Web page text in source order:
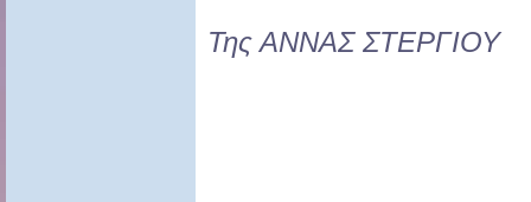
Της ΑΝΝΑΣ ΣΤΕΡΓΙΟΥ